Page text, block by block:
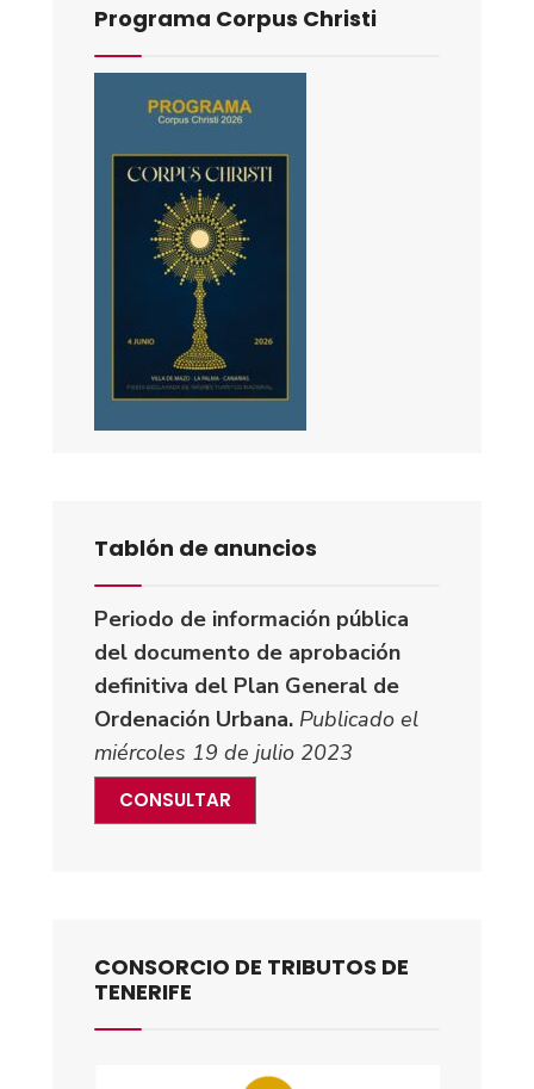
Programa Corpus Christi
Tablón de anuncios
Periodo de información pública
del documento de aprobación
definitiva del Plan General de
Ordenación Urbana. Publicado el
miércoles 19 de julio 2023
CONSULTAR
CONSORCIO DE TRIBUTOS DE
TENERIFE